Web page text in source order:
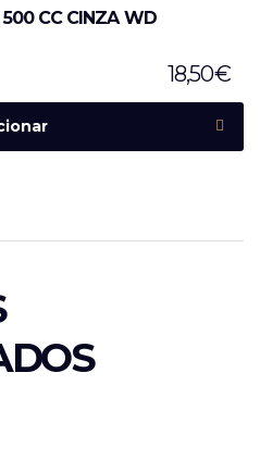
500 CC CINZA WD
18,50€